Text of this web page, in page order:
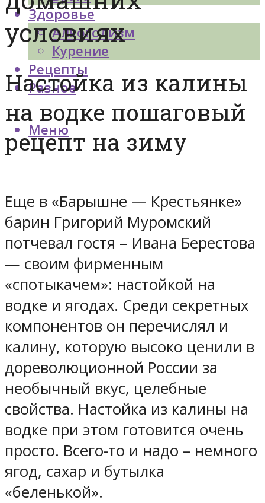
Здоровье
Алкоголизм
Курение
Рецепты
Разное
Меню
условиях
Настойка из калины
на водке пошаговый
рецепт на зиму
Еще в «Барышне — Крестьянке»
барин Григорий Муромский
потчевал гостя – Ивана Берестова
— своим фирменным
«спотыкачем»: настойкой на
водке и ягодах. Среди секретных
компонентов он перечислял и
калину, которую высоко ценили в
дореволюционной России за
необычный вкус, целебные
свойства. Настойка из калины на
водке при этом готовится очень
просто. Всего-то и надо – немного
ягод, сахар и бутылка
«беленькой».